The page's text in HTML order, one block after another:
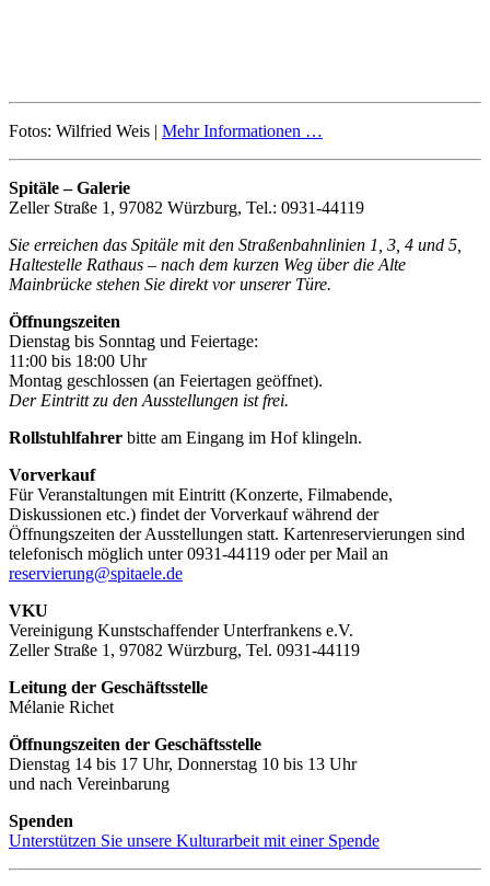
Fotos: Wilfried Weis | Mehr Informationen …
Spitäle – Galerie
Zeller Straße 1, 97082 Würzburg, Tel.: 0931-44119
Sie erreichen das Spitäle mit den Straßenbahnlinien 1, 3, 4 und 5,
Haltestelle Rathaus – nach dem kurzen Weg über die Alte
Mainbrücke stehen Sie direkt vor unserer Türe.
Öffnungszeiten
Dienstag bis Sonntag und Feiertage:
11:00 bis 18:00 Uhr
Montag geschlossen (an Feiertagen geöffnet).
Der Eintritt zu den Ausstellungen ist frei.
Rollstuhlfahrer bitte am Eingang im Hof klingeln.
Vorverkauf
Für Veranstaltungen mit Eintritt (Konzerte, Filmabende,
Diskussionen etc.) findet der Vorverkauf während der
Öffnungszeiten der Ausstellungen statt. Kartenreservierungen sind
telefonisch möglich unter 0931-44119 oder per Mail an
reservierung@spitaele.de
VKU
Vereinigung Kunstschaffender Unterfrankens e.V.
Zeller Straße 1, 97082 Würzburg, Tel. 0931-44119
Leitung der Geschäftsstelle
Mélanie Richet
Öffnungszeiten der Geschäftsstelle
Dienstag 14 bis 17 Uhr, Donnerstag 10 bis 13 Uhr
und nach Vereinbarung
Spenden
Unterstützen Sie unsere Kulturarbeit mit einer Spende